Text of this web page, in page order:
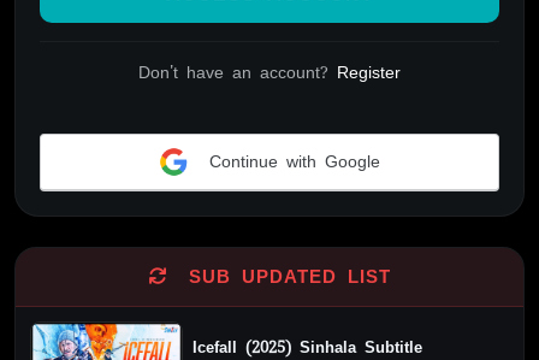
Don't have an account? Register
Continue with Google
SUB UPDATED LIST
Icefall (2025) Sinhala Subtitle